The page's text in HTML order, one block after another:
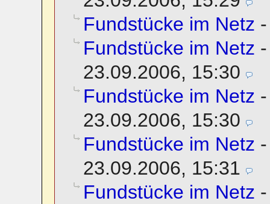
Fundstücke im Netz
Fundstücke im Netz
23.09.2006, 15:30
Fundstücke im Netz
23.09.2006, 15:30
Fundstücke im Netz
23.09.2006, 15:31
Fundstücke im Netz